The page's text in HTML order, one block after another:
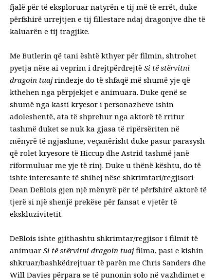
fjalë për të eksploruar natyrën e tij më të errët, duke
përfshirë urrejtjen e tij fillestare ndaj dragonjve dhe të
kaluarën e tij tragjike.
Me Butlerin që tani është kthyer për filmin, shtrohet
pyetja nëse ai veprim i drejtpërdrejtë Si të stërvitni
dragoin tuajrindezje do të shfaqë më shumë yje që
kthehen nga përpjekjet e animuara. Duke qenë se
shumë nga kasti kryesor i personazheve ishin
adoleshentë, ata të shprehur nga aktorë të rritur
tashmë duket se nuk ka gjasa të ripërsëriten në
mënyrë të ngjashme, veçanërisht duke pasur parasysh
që rolet kryesore të Hiccup dhe Astrid tashmë janë
riformuluar me yje të rinj. Duke u thënë kështu, do të
ishte interesante të shihej nëse shkrimtari/regjisori
Dean DeBlois gjen një mënyrë për të përfshirë aktorë të
tjerë si një shenjë prekëse për fansat e vjetër të
ekskluzivitetit.
DeBlois ishte gjithashtu shkrimtar/regjisor i filmit të
animuar Si të stërvitni dragoin tuajfilma, pasi e kishin
shkruar/bashkëdrejtuar të parën me Chris Sanders dhe
Will Davies përpara se të punonin solo në vazhdimet e